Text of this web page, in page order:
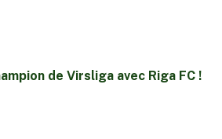
de Virsliga avec Riga FC !